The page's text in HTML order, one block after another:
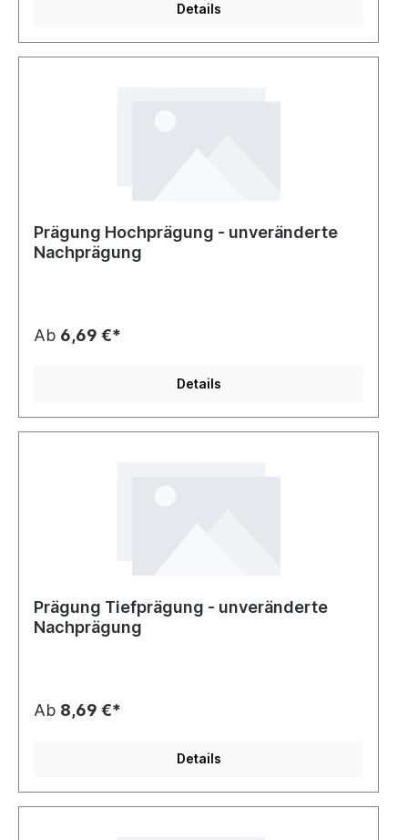
Details
Prägung Hochprägung - unveränderte
Nachprägung
Ab 6,69 €*
Details
Prägung Tiefprägung - unveränderte
Nachprägung
Ab 8,69 €*
Details